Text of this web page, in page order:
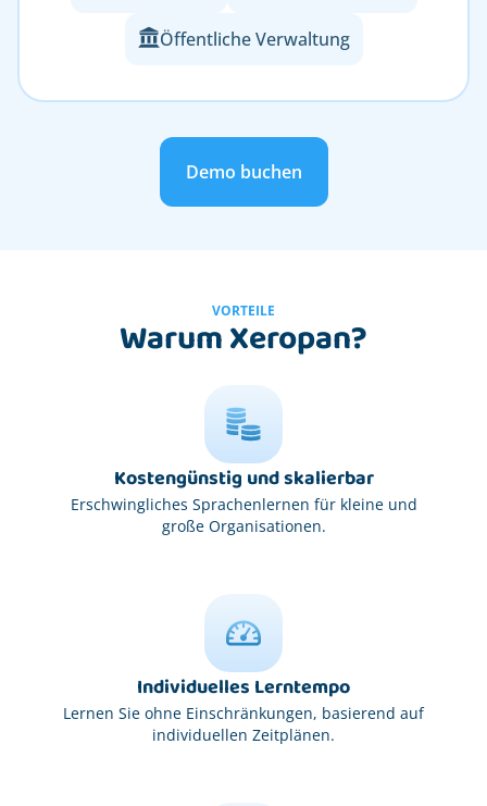
Öffentliche Verwaltung
Demo buchen
VORTEILE
Warum Xeropan?
Kostengünstig und skalierbar
Erschwingliches Sprachenlernen für kleine und
große Organisationen.
Individuelles Lerntempo
Lernen Sie ohne Einschränkungen, basierend auf
individuellen Zeitplänen.